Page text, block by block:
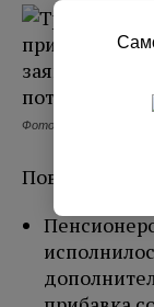
Фото: freepik.
Повышение